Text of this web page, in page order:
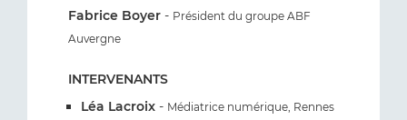
Fabrice Boyer - Président du groupe ABF
Auvergne
INTERVENANTS
Léa Lacroix - Médiatrice numérique, Rennes